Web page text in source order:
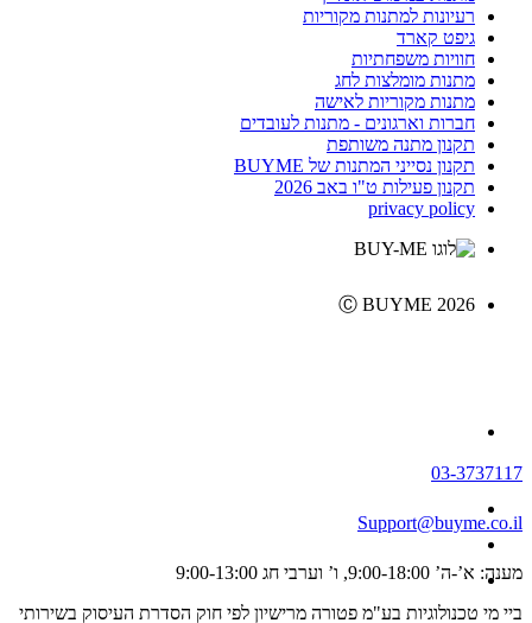
רעיונות למתנות מקוריות
גיפט קארד
חוויות משפחתיות
מתנות מומלצות לחג
מתנות מקוריות לאישה
חברות וארגונים - מתנות לעובדים
תקנון מתנה משותפת
תקנון נסייני המתנות של BUYME
תקנון פעילות ט"ו באב 2026
privacy policy
Ⓒ BUYME 2026
03-3737117
Support@buyme.co.il
מענה: א’-ה’ 9:00-18:00, ו’ וערבי חג 9:00-13:00
ביי מי טכנולוגיות בע"מ פטורה מרישיון לפי חוק הסדרת העיסוק בשירותי